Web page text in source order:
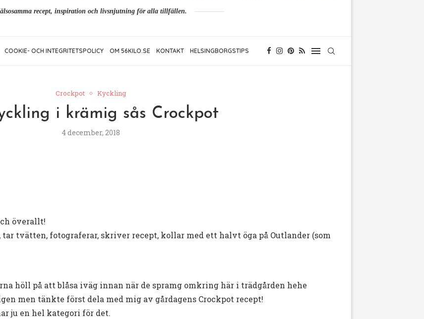
recept, inspiration och livsnjutning för alla tillfällen.
COOKIE- OCH INTEGRITETSPOLICY OM 56KILO.SE KONTAKT HELSINGBORGSTIPS
Crockpot Kyckling
i krämig sås Crockpot
4 december, 2018
överallt!
tvätten, fotograferar, skriver recept, kollar med ett halvt öga på Outlander (som
höll på att blåsa iväg innan när de spramg omkring här i trädgården hehe
men tänkte först dela med mig av gårdagens Crockpot recept!
ju en hel kategori för det.